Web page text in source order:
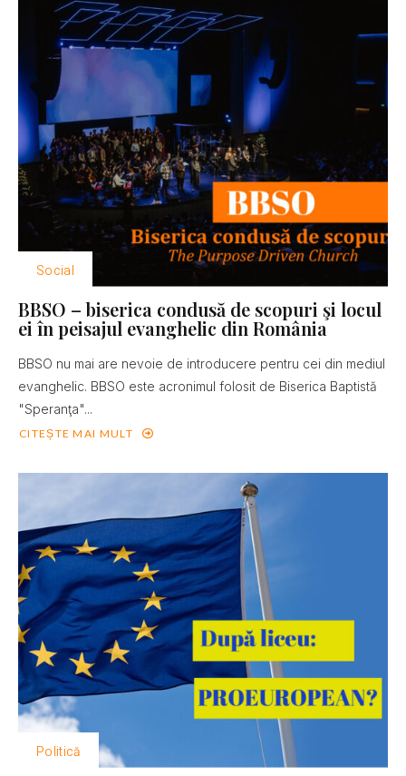
Social
BBSO – biserica condusă de scopuri şi locul
ei în peisajul evanghelic din România
BBSO nu mai are nevoie de introducere pentru cei din mediul
evanghelic. BBSO este acronimul folosit de Biserica Baptistă
"Speranţa"...
CITEȘTE MAI MULT
Politică